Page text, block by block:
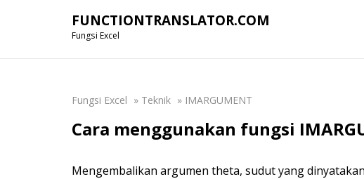
FUNCTIONTRANSLATOR.COM
Fungsi Excel
Fungsi Excel » Teknik » IMARGUMENT
Cara menggunakan fungsi
Mengembalikan argumen theta, sudut yang